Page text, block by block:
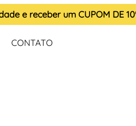
e receber um CUPOM DE
CONTATO